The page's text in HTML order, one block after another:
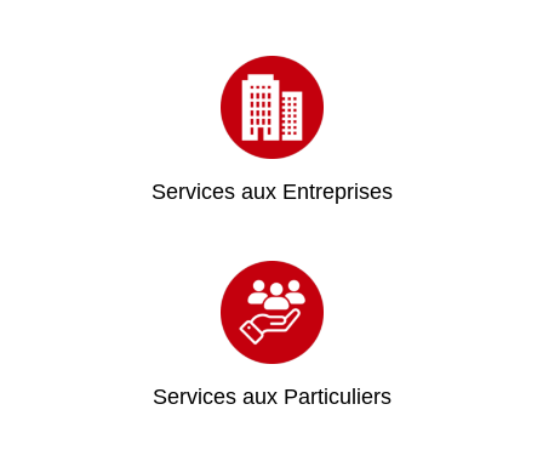
Services aux Entreprises
Services aux Particuliers